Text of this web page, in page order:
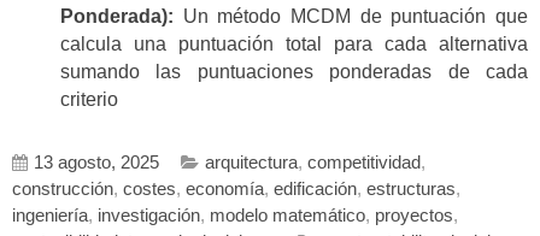
Ponderada): Un método MCDM de puntuación que
calcula una puntuación total para cada alternativa
sumando las puntuaciones ponderadas de cada
criterio
13 agosto, 2025 arquitectura, competitividad,
construcción, costes, economía, edificación, estructuras,
ingeniería, investigación, modelo matemático, proyectos,